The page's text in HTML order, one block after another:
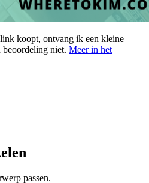
koopt, ontvang ik een kleine
niet. Meer in het
passen.